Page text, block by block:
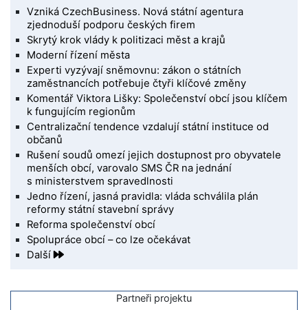
Vzniká CzechBusiness. Nová státní agentura
zjednoduší podporu českých firem
Skrytý krok vlády k politizaci měst a krajů
Moderní řízení města
Experti vyzývají sněmovnu: zákon o státních
zaměstnancích potřebuje čtyři klíčové změny
Komentář Viktora Lišky: Společenství obcí jsou klíčem
k fungujícím regionům
Centralizační tendence vzdalují státní instituce od
občanů
Rušení soudů omezí jejich dostupnost pro obyvatele
menších obcí, varovalo SMS ČR na jednání
s ministerstvem spravedlnosti
Jedno řízení, jasná pravidla: vláda schválila plán
reformy státní stavební správy
Reforma společenství obcí
Spolupráce obcí – co lze očekávat
Další
Partneři projektu